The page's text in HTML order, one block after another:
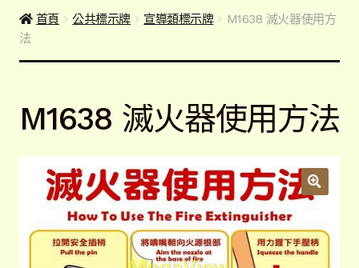
產品價格表
植物圖鑑/標示牌/附件型錄
開
子
選
解說牌規格
展
開
選
單
聯絡我們
常見問題
展
首頁 公共標示牌 宣導類標示牌
M1638 滅火器使用方
法
M1638 滅火器使用方法